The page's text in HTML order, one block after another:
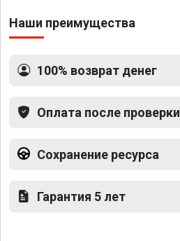
Наши преимущества
100% возврат денег
Оплата после проверки
Сохранение ресурса
Гарантия 5 лет